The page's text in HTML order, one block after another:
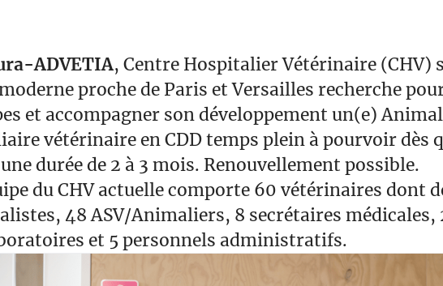
ADVETIA, Centre Hospitalier Vétérinaire (CHV)
proche de Paris et Versailles recherche
et accompagner son développement un(e)
vétérinaire en CDD temps plein à pourvoir dès
durée de 2 à 3 mois. Renouvellement possible.
du CHV actuelle comporte 60 vétérinaires dont
48 ASV/Animaliers, 8 secrétaires médicales,
et 5 personnels administratifs.